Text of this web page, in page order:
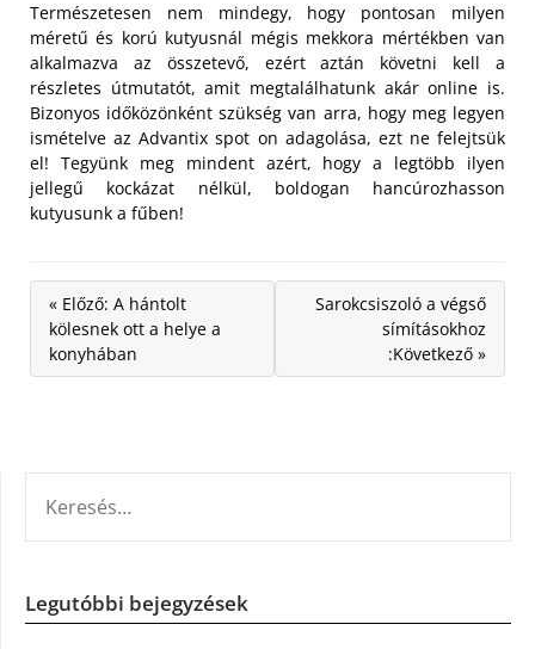
Természetesen nem mindegy, hogy pontosan milyen
méretű és korú kutyusnál mégis mekkora mértékben van
alkalmazva az összetevő, ezért aztán követni kell a
részletes útmutatót, amit megtalálhatunk akár online is.
Bizonyos időközönként szükség van arra, hogy meg legyen
ismételve az Advantix spot on adagolása, ezt ne felejtsük
el! Tegyünk meg mindent azért, hogy a legtöbb ilyen
jellegű kockázat nélkül, boldogan hancúrozhasson
kutyusunk a fűben!
« Előző: A hántolt
kölesnek ott a helye a
konyhában
Sarokcsiszoló a végső
símításokhoz
:Következő »
Legutóbbi bejegyzések